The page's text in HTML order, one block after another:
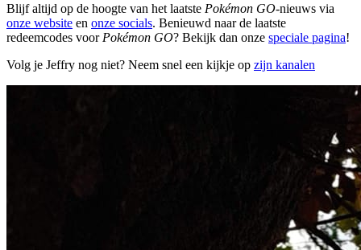
Blijf altijd op de hoogte van het laatste Pokémon GO-nieuws via
onze website en onze socials. Benieuwd naar de laatste
redeemcodes voor Pokémon GO? Bekijk dan onze speciale pagina!
Volg je Jeffry nog niet? Neem snel een kijkje op zijn kanalen